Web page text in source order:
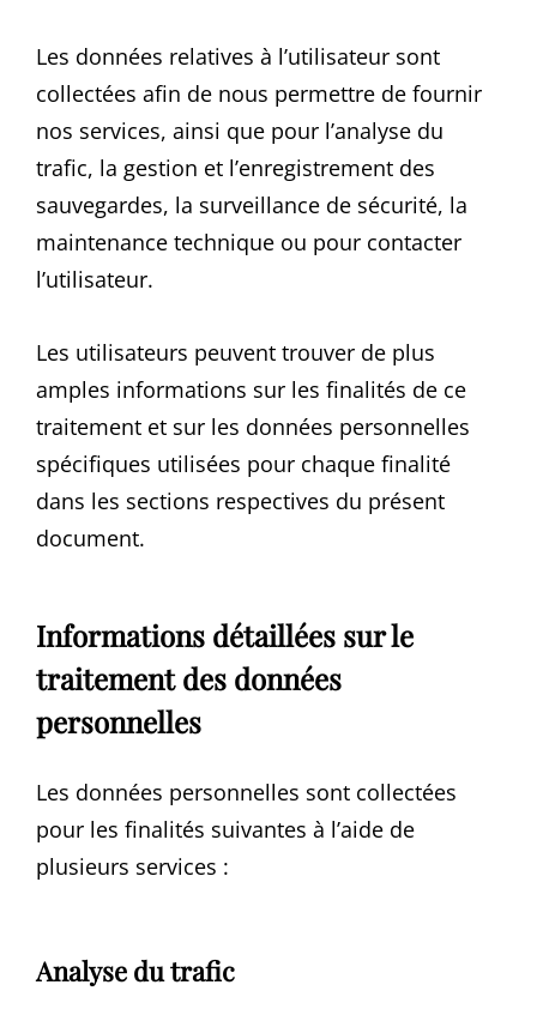
Les données relatives à l’utilisateur sont
collectées afin de nous permettre de fournir
nos services, ainsi que pour l’analyse du
trafic, la gestion et l’enregistrement des
sauvegardes, la surveillance de sécurité, la
maintenance technique ou pour contacter
l’utilisateur.
Les utilisateurs peuvent trouver de plus
amples informations sur les finalités de ce
traitement et sur les données personnelles
spécifiques utilisées pour chaque finalité
dans les sections respectives du présent
document.
Informations détaillées sur le
traitement des données
personnelles
Les données personnelles sont collectées
pour les finalités suivantes à l’aide de
plusieurs services :
Analyse du trafic